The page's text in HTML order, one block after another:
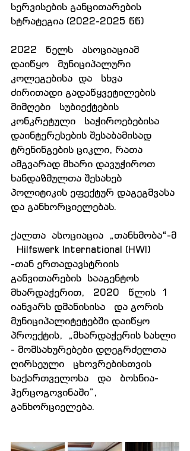
სერვისების განცითარების
სტრატეგია (2022-2025 წწ)
2022   წელს   ასოციაციამ
დაიწყო   მუნიციპალური
კოლეგებისა  და   სხვა
ძირითადი გადაწყვეტილების
მიმღები   სუბიექტების
კონკრეტული   საჭიროებებისა
დაინტერესების შესაბამისად
ტრენინგების ციკლი, რათა
ამგვარად მხარი დავუჭიროთ
ხანდაზმულთა შესახებ
პოლიტიკის ეფექტურ დაგეგმვასა
და განხორციელებას.
ქალთა  ასოციაცია  „თანხმობა“-მ
  Hilfswerk International (HWI)
-თან ერთადავსტრიის
განვითარების  სააგენტოს
მხარდაჭერით,   2020   წლის  1
იანვარს დმანისისა   და გორის
მუნიციპალიტეტებში დაიწყო
პროექტის,  „მხარდაჭერის სახლი
- მომსახურებები დღეგრძელთა
ღირსეული   ცხოვრებისთვის
საქართველოსა   და   ბოსნია-
ჰერცოგოვინაში”,
განხორციელება.